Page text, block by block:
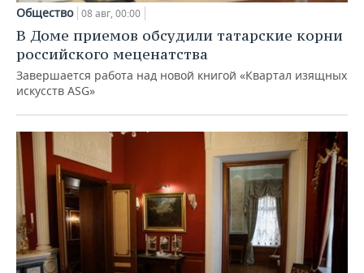
Общество 08 авг, 00:00
В Доме приемов обсудили татарские корни
российского меценатства
Завершается работа над новой книгой «Квартал изящных
искусств ASG»